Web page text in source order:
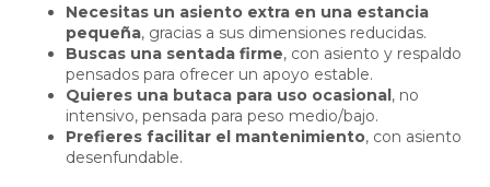
Necesitas un asiento extra en una estancia
pequeña, gracias a sus dimensiones reducidas.
Buscas una sentada firme, con asiento y respaldo
pensados para ofrecer un apoyo estable.
Quieres una butaca para uso ocasional, no
intensivo, pensada para peso medio/bajo.
Prefieres facilitar el mantenimiento, con asiento
desenfundable.